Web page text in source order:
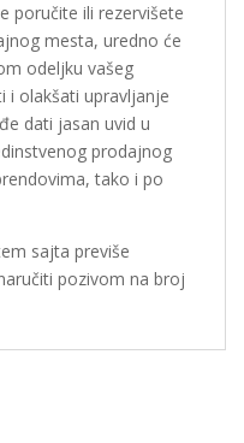
poručite ili rezervišete
mesta, uredno će
odeljku vašeg
i olakšati upravljanje
dati jasan uvid u
prodajnog
tako i po
sajta previše
pozivom na broj